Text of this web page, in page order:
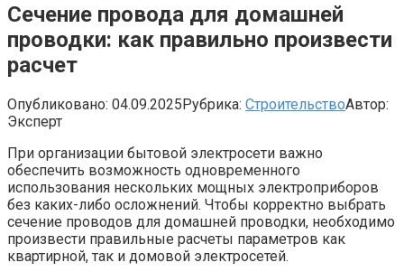
Сечение провода для домашней
проводки: как правильно произвести
расчет
Опубликовано: 04.09.2025Рубрика: СтроительствоАвтор:
Эксперт
При организации бытовой электросети важно
обеспечить возможность одновременного
использования нескольких мощных электроприборов
без каких-либо осложнений. Чтобы корректно выбрать
сечение проводов для домашней проводки, необходимо
произвести правильные расчеты параметров как
квартирной, так и домовой электросетей.